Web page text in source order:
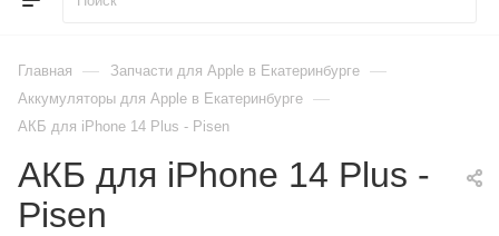
Главная — Запчасти для Apple в Екатеринбурге —
Aккумуляторы для Apple в Екатеринбурге —
АКБ для iPhone 14 Plus - Pisen
АКБ для iPhone 14 Plus -
Pisen